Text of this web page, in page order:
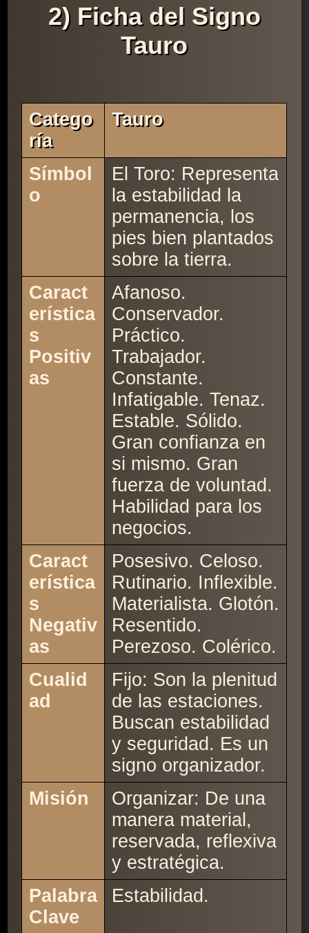
2) Ficha del Signo
Tauro
Catego
Ría
Tauro
Símbol
o
El Toro: Representa
la estabilidad la
permanencia, los
pies bien plantados
sobre la tierra.
Caract
erística
s
Positiv
as
Afanoso.
Conservador.
Práctico.
Trabajador.
Constante.
Infatigable. Tenaz.
Estable. Sólido.
Gran confianza en
si mismo. Gran
fuerza de voluntad.
Habilidad para los
negocios.
Caract
erística
s
Negativ
as
Posesivo. Celoso.
Rutinario. Inflexible.
Materialista. Glotón.
Resentido.
Perezoso. Colérico.
Cualid
ad
Fijo: Son la plenitud
de las estaciones.
Buscan estabilidad
y seguridad. Es un
signo organizador.
Misión
Organizar: De una
manera material,
reservada, reflexiva
y estratégica.
Palabra
Clave
Estabilidad.